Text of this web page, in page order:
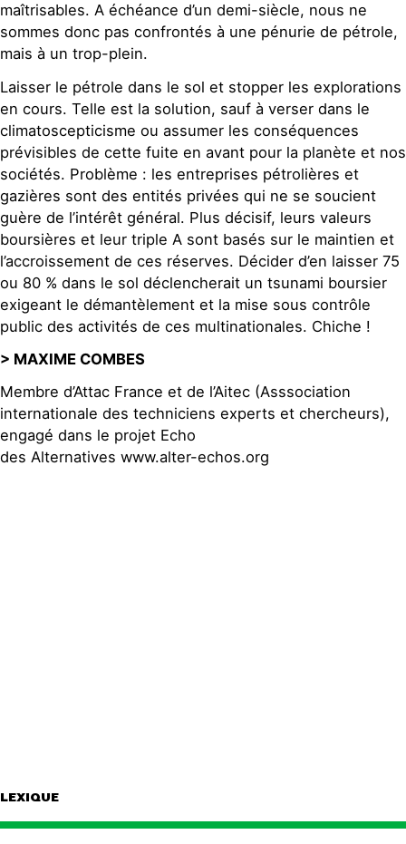
maîtrisables. A échéance d’un demi-siècle, nous ne
sommes donc pas confrontés à une pénurie de pétrole,
mais à un trop-plein.
Laisser le pétrole dans le sol et stopper les explorations
en cours. Telle est la solution, sauf à verser dans le
climatoscepticisme ou assumer les conséquences
prévisibles de cette fuite en avant pour la planète et nos
sociétés. Problème : les entreprises pétrolières et
gazières sont des entités privées qui ne se soucient
guère de l’intérêt général. Plus décisif, leurs valeurs
boursières et leur triple A sont basés sur le maintien et
l’accroissement de ces réserves. Décider d’en laisser 75
ou 80 % dans le sol déclencherait un tsunami boursier
exigeant le démantèlement et la mise sous contrôle
public des activités de ces multinationales. Chiche !
> MAXIME COMBES
Membre d’Attac France et de l’Aitec (Asssociation
internationale des techniciens experts et chercheurs),
engagé dans le projet Echo
des Alternatives www.alter-echos.org
LEXIQUE